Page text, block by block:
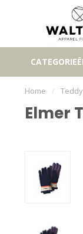
verzenden vanaf €
Home /
Elmer